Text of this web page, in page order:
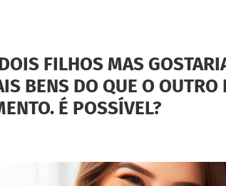
EXTRAJUDICIAL
IMÓVEIS
CUJO
INVENTÁRIO
NEM
FILHOS MAS
BENS DO QUE O OUTRO
É POSSÍVEL?